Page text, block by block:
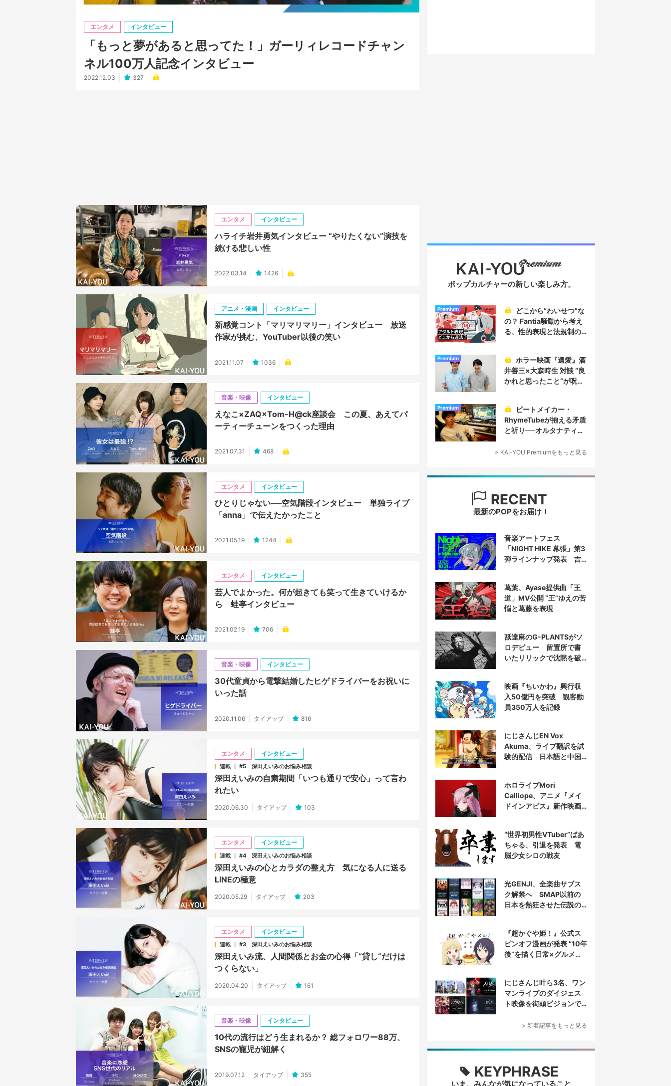
エンタメ インタビュー
「もっと夢があると思ってた！」ガーリィレコードチャン
ネル100万人記念インタビュー
2022.12.03 327
エンタメ インタビュー
ハライチ岩井勇気インタビュー “やりたくない”演技を
続ける悲しい性
2022.03.14 1426
アニメ・漫画 インタビュー
新感覚コント「マリマリマリー」インタビュー 放送
作家が挑む、YouTuber以後の笑い
2021.11.07 1036
音楽・映像 インタビュー
えなこ×ZAQ×Tom-H@ck座談会 この夏、あえてパ
ーティーチューンをつくった理由
2021.07.31 468
エンタメ インタビュー
ひとりじゃない──空気階段インタビュー 単独ライブ
「anna」で伝えたかったこと
2021.05.19 1244
エンタメ インタビュー
芸人でよかった。何が起きても笑って生きていけるか
ら 蛙亭インタビュー
2021.02.19 706
音楽・映像 インタビュー
30代童貞から電撃結婚したヒゲドライバーをお祝いに
いった話
2020.11.06 タイアップ 816
エンタメ インタビュー
連載 ｜ #5 深田えいみのお悩み相談
深田えいみの自粛期間「いつも通りで安心」って言わ
れたい
2020.06.30 タイアップ 103
エンタメ インタビュー
連載 ｜ #4 深田えいみのお悩み相談
深田えいみの心とカラダの整え方 気になる人に送る
LINEの極意
2020.05.29 タイアップ 203
エンタメ インタビュー
連載 ｜ #3 深田えいみのお悩み相談
深田えいみ流、人間関係とお金の心得「“貸し“だけは
つくらない」
2020.04.20 タイアップ 161
音楽・映像 インタビュー
10代の流行はどう生まれるか？ 総フォロワー88万、
SNSの寵児が紐解く
2019.07.12 タイアップ 355
ポップカルチャーの新しい楽しみ方。
Premium
の？ Fantia騒動から考え
る、性的表現と法規制の
Premium
井善三×大森時生 対談 “良
かれと思ったこと“が呪い
Premium
RhymeTubeが抱える矛盾
と祈り──オルタナティブ
ューサー論
> KAI-YOU Premiumをもっと見る
RECENT
最新のPOPをお届け！
音楽アートフェス
「NIGHT HIKE 幕張」第3
弾ラインナップ発表 吉
葛葉、Ayase提供曲「王
道」MV公開 “王”ゆえの苦
悩と葛藤を表現
舐達麻のG-PLANTSがソ
ロデビュー 留置所で書
いたリリックで沈黙を破
映画『ちいかわ』興行収
入50億円を突破 観客動
員350万人を記録
にじさんじEN Vox
Akuma、ライブ翻訳を試
験的配信 日本語と中国
ホロライブMori
Calliope、アニメ『メイ
ドインアビス』新作映画
“世界初男性VTuber”ばあ
ちゃる、引退を発表 電
脳少女シロの戦友
光GENJI、全楽曲サブス
ク解禁へ SMAP以前の
日本を熱狂させた伝説の
『超かぐや姫！』公式ス
ピンオフ漫画が発表 “10年
後”を描く日常×グルメ作
にじさんじ叶ら3名、ワン
マンライブのダイジェス
ト映像を街頭ビジョンで
> 新着記事をもっと見る
KEYPHRASE
いま、みんなが気になっていること